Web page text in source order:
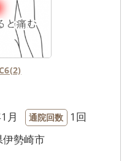
C6(2)
月 通院回数 1回
伊勢崎市